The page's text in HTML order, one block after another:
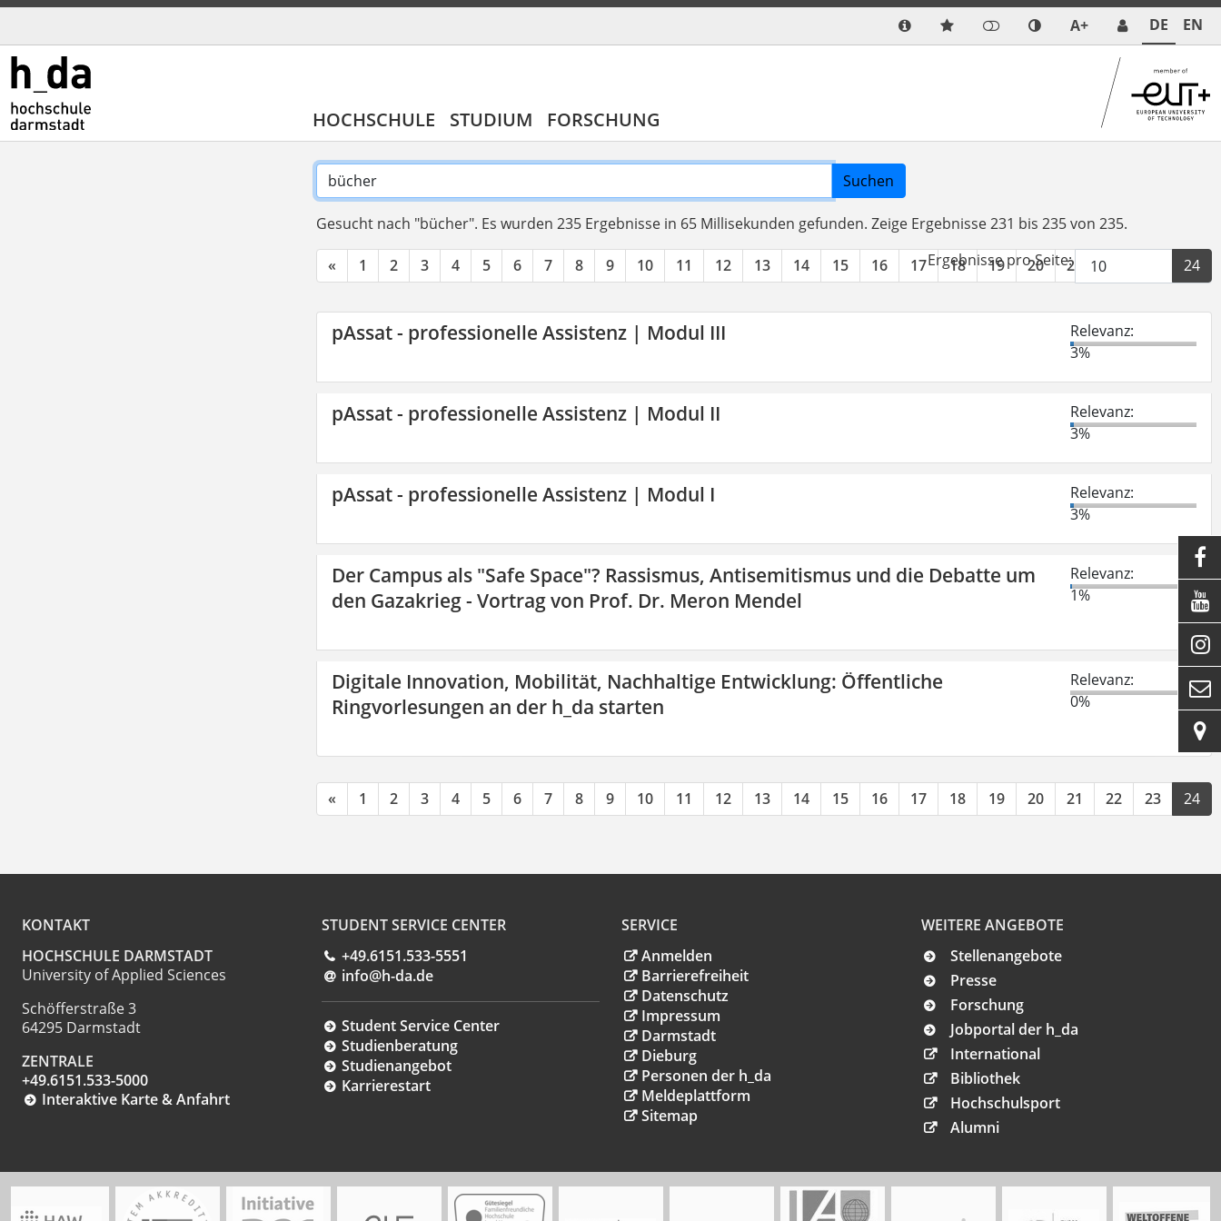
A+ DE EN
HOCHSCHULE STUDIUM FORSCHUNG
Suchen
Gesucht nach "bücher". Es wurden 235 Ergebnisse in 65 Millisekunden gefunden. Zeige Ergebnisse 231 bis 235 von 235.
« 1 2 3 4 5 6 7 8 9 10 11 12 13 14 15 16 17 18 19 20 21 22 24
Ergebnisse pro Seite:
pAssat - professionelle Assistenz | Modul III
Relevanz:
3%
pAssat - professionelle Assistenz | Modul II
Relevanz:
3%
pAssat - professionelle Assistenz | Modul I
Relevanz:
3%
Der Campus als "Safe Space"? Rassismus, Antisemitismus und die Debatte um
den Gazakrieg - Vortrag von Prof. Dr. Meron Mendel
Relevanz:
1%
Digitale Innovation, Mobilität, Nachhaltige Entwicklung: Öffentliche
Ringvorlesungen an der h_da starten
Relevanz:
0%
« 1 2 3 4 5 6 7 8 9 10 11 12 13 14 15 16 17 18 19 20 21 22 23 24
KONTAKT
HOCHSCHULE DARMSTADT
University of Applied Sciences
Schöfferstraße 3
64295 Darmstadt
ZENTRALE
+49.6151.533-5000
Interaktive Karte & Anfahrt
STUDENT SERVICE CENTER
+49.6151.533-5551
info@h-da.de
Student Service Center
Studienberatung
Studienangebot
Karrierestart
SERVICE
Anmelden
Barrierefreiheit
Datenschutz
Impressum
Darmstadt
Dieburg
Personen der h_da
Meldeplattform
Sitemap
WEITERE ANGEBOTE
Stellenangebote
Presse
Forschung
Jobportal der h_da
International
Bibliothek
Hochschulsport
Alumni




